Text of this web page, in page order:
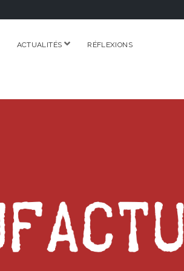
ACTUALITÉS ouvrirRÉFLEXIONS